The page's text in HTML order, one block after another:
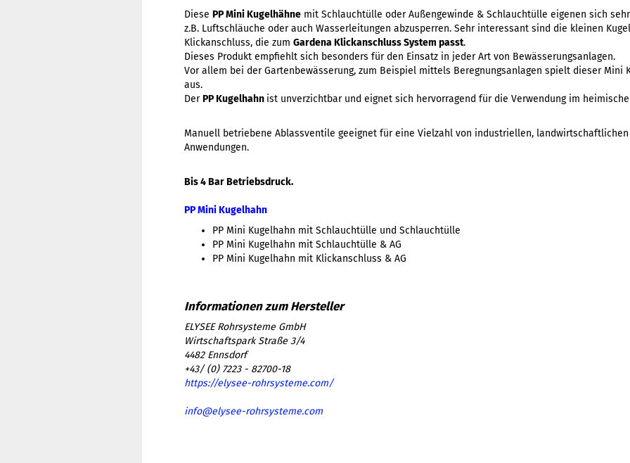
Diese PP Mini Kugelhähne mit Schlauchtülle oder Außengewinde & Schlauchtülle eigenen sich
z.B. Luftschläuche oder auch Wasserleitungen abzusperren. Sehr interessant sind die kleinen
Klickanschluss, die zum Gardena Klickanschluss System passt.
Dieses Produkt empfiehlt sich besonders für den Einsatz in jeder Art von Bewässerungsanlagen.
Vor allem bei der Gartenbewässerung, zum Beispiel mittels Beregnungsanlagen spielt dieser Mini
aus.
DerPP Kugelhahn ist unverzichtbar und eignet sich hervorragend für die Verwendung im
Manuell betriebene Ablassventile geeignet für eine Vielzahl von industriellen,
Anwendungen.
Bis 4 Bar Betriebsdruck.
PP Mini Kugelhahn
PP Mini Kugelhahn mit Schlauchtülle und Schlauchtülle
PP Mini Kugelhahn mit Schlauchtülle & AG
PP Mini Kugelhahn mit Klickanschluss & AG
ELYSEE Rohrsysteme GmbH
Wirtschaftspark Straße 3/4
4482 Ennsdorf
+43/ (0) 7223 - 82700-18
https://elysee-rohrsysteme.com/
info@elysee-rohrsysteme.com